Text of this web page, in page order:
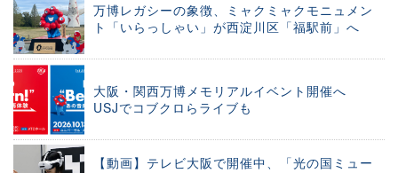
万博レガシーの象徴、ミャクミャクモニュメン
ト「いらっしゃい」が西淀川区「福駅前」へ
大阪・関西万博メモリアルイベント開催へ
USJでコブクロらライブも
【動画】テレビ大阪で開催中、「光の国ミュー